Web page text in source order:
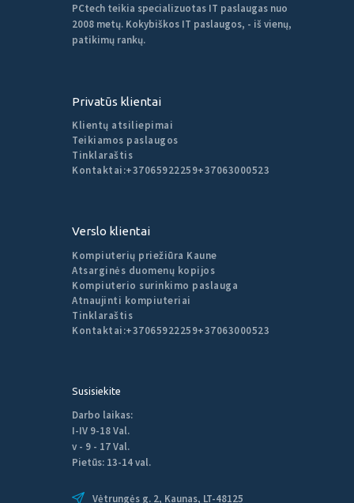
PCtech teikia specializuotas IT paslaugas nuo
2008 metų. Kokybiškos IT paslaugos, - iš vienų,
patikimų rankų.
Privatūs klientai
Klientų atsiliepimai
Teikiamos paslaugos
Tinklaraštis
Kontaktai:+37065922259+37063000523
Verslo klientai
Kompiuterių priežiūra Kaune
Atsarginės duomenų kopijos
Kompiuterio surinkimo paslauga
Atnaujinti kompiuteriai
Tinklaraštis
Kontaktai:+37065922259+37063000523
Susisiekite
Darbo laikas:
I-IV 9-18 Val.
v - 9 - 17 Val.
Pietūs: 13-14 val.
Vėtrungės g. 2, Kaunas, LT-48125